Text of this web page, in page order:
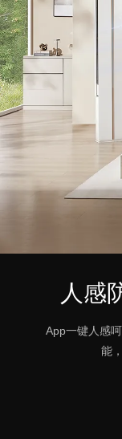
人感
App一键人感
能